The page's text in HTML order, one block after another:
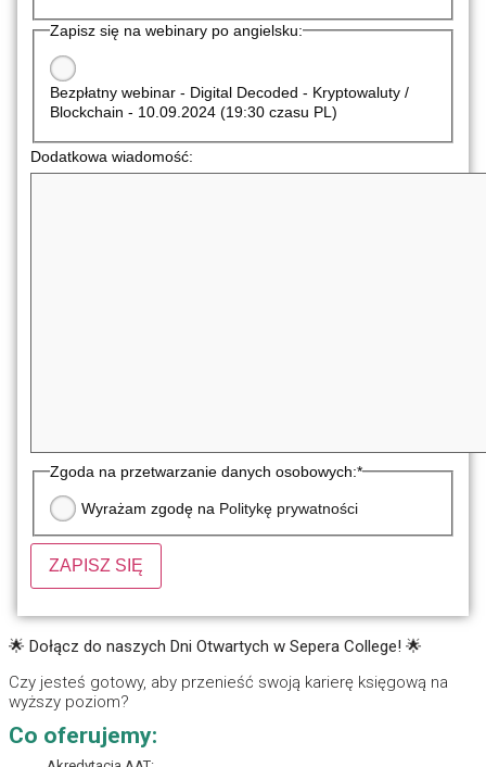
Zapisz się na webinary po angielsku:
Bezpłatny webinar - Digital Decoded - Kryptowaluty /
Blockchain - 10.09.2024 (19:30 czasu PL)
Dodatkowa wiadomość:
Zgoda na przetwarzanie danych osobowych:*
Wyrażam zgodę na Politykę prywatności
ZAPISZ SIĘ
🌟 Dołącz do naszych Dni Otwartych w Sepera College! 🌟
Czy jesteś gotowy, aby przenieść swoją karierę księgową na
wyższy poziom?
Co oferujemy: